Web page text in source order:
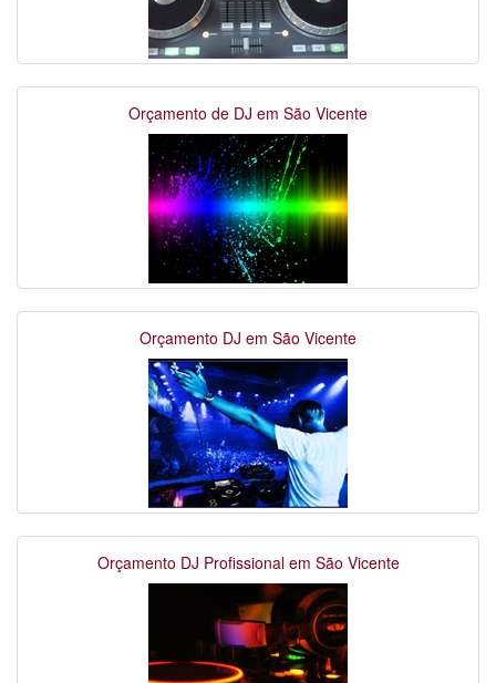
Orçamento de DJ em São Vicente
Orçamento DJ em São Vicente
Orçamento DJ Profissional em São Vicente